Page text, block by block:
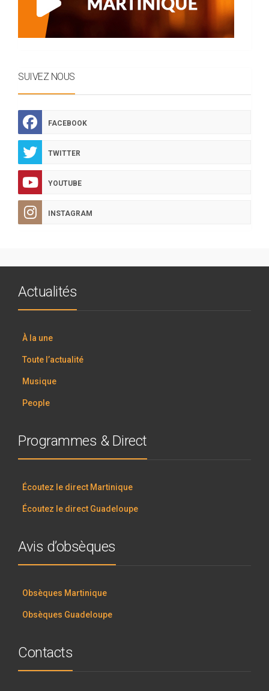
SUIVEZ NOUS
FACEBOOK
TWITTER
YOUTUBE
INSTAGRAM
Actualités
À la une
Toute l’actualité
Musique
People
Programmes & Direct
Écoutez le direct Martinique
Écoutez le direct Guadeloupe
Avis d’obsèques
Obsèques Martinique
Obsèques Guadeloupe
Contacts